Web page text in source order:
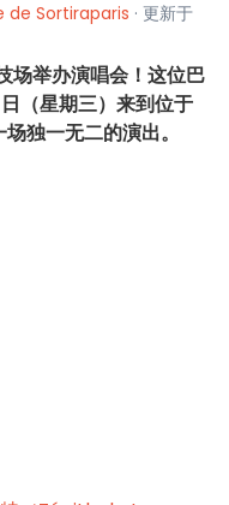
de Sortiraparis · 更新于
场举办演唱会！这位巴
（星期三）来到位于
独一无二的演出。